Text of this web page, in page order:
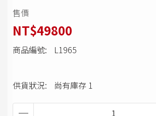
售價
NT$49800
商品編號: L1965
供貨狀況: 尚有庫存 1